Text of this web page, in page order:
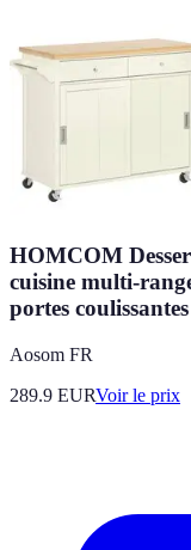
HOMCOM
cuisine multi-
portes
Aosom FR
289.9 EURVoir le prix